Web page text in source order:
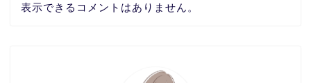
表示できるコメントはありません。